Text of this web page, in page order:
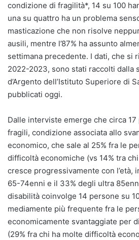
condizione di fragilità*, 14 su 100
una su quattro ha un problema
masticazione che non risolve
ausili, mentre l’87% ha assunto
settimana precedente. I dati, che si
2022-2023, sono stati raccolti dalla
d’Argento dell’Istituto Superiore di
pubblicati oggi.
Dalle interviste emerge che circa
fragili, condizione associata allo
economico, che sale al 25% fra le
difficoltà economiche (vs 14% tra
cresce progressivamente con l’età,
65-74enni e il 33% degli ultra
disabilità coinvolge 14 persone su
mediamente più frequente fra le
economicamente svantaggiate per
(29% fra chi ha molte difficoltà